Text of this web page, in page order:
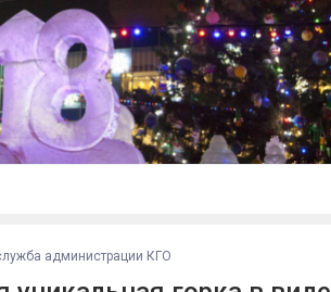
администрации КГО